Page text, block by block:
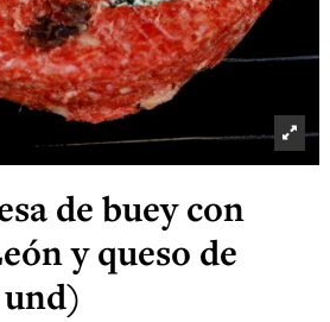
de buey con
y queso de